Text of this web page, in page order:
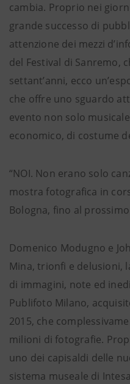
cambia. Proprio nei
grande successo di
attenzione dei mezzi
del Festival di Sanremo,
settant’anni, ecco
che offre uno sguardo
evento non solo
economico, di costume
“NOI. Non erano solo
mostra fotografica in
Bologna, fino al
Domenico Modugno e
Mina, trionfi e delusioni,
di immagini, note ed
Publifoto Milano,
2015, che
milioni di fotografie.
uno dei capisaldi delle
sistema museale di